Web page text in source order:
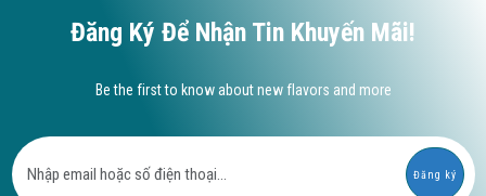
Đăng Ký Để Nhận Tin Khuyến Mãi!
Be the first to know about new flavors and more
Đăng ký